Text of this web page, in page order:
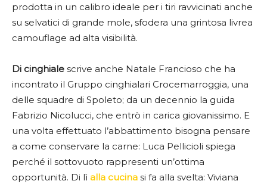
prodotta in un calibro ideale per i tiri ravvicinati anche
su selvatici di grande mole, sfodera una grintosa livrea
camouflage ad alta visibilità.
Di cinghiale scrive anche Natale Francioso che ha
incontrato il Gruppo cinghialari Crocemarroggia, una
delle squadre di Spoleto; da un decennio la guida
Fabrizio Nicolucci, che entrò in carica giovanissimo. E
una volta effettuato l’abbattimento bisogna pensare
a come conservare la carne: Luca Pellicioli spiega
perché il sottovuoto rappresenti un’ottima
opportunità. Di lì alla cucina si fa alla svelta: Viviana